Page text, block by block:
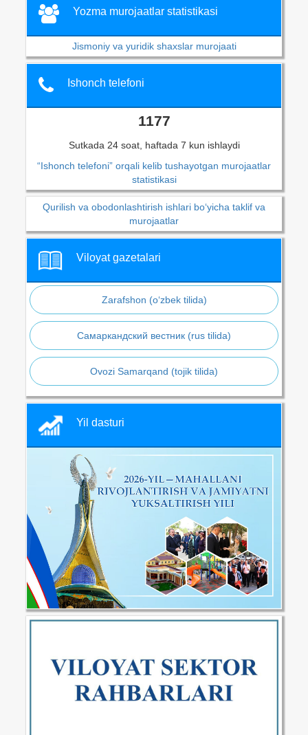
Yozma murojaatlar statistikasi
Jismoniy va yuridik shaxslar murojaati
Ishonch telefoni
1177
Sutkada 24 soat, haftada 7 kun ishlaydi
“Ishonch telefoni” orqali kelib tushayotgan murojaatlar
statistikasi
Qurilish va obodonlashtirish ishlari bo‘yicha taklif va
murojaatlar
Viloyat gazetalari
Zarafshon (o‘zbek tilida)
Самаркандский вестник (rus tilida)
Ovozi Samarqand (tojik tilida)
Yil dasturi